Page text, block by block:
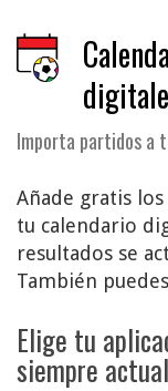
Importa partidos a
Añade gratis
tu calendario
resultados se
También
Elige tu
siempre